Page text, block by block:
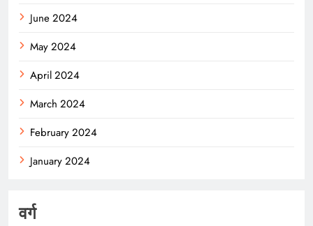
June 2024
May 2024
April 2024
March 2024
February 2024
January 2024
वर्ग